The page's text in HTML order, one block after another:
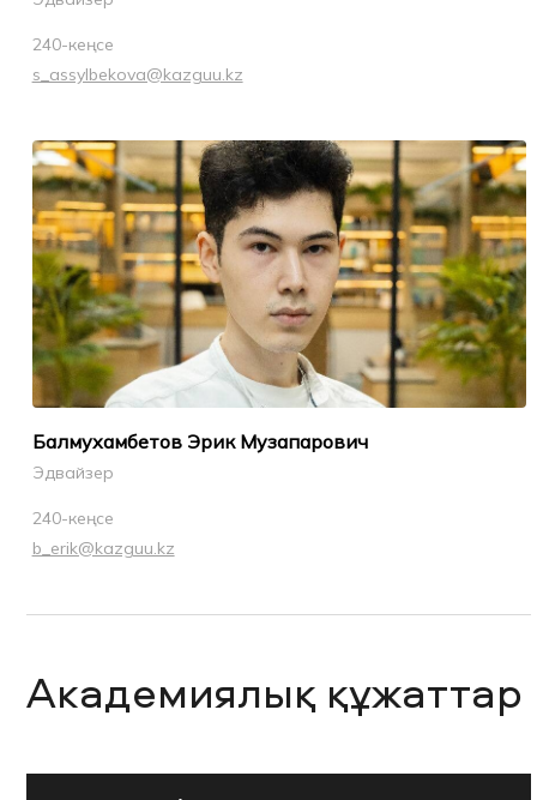
240-кеңсе
s_assylbekova@kazguu.kz
Балмухамбетов Эрик Музапарович
Эдвайзер
240-кеңсе
b_erik@kazguu.kz
Академиялық құжаттар